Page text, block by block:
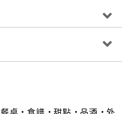
餐桌•食譜•甜點•品酒•外